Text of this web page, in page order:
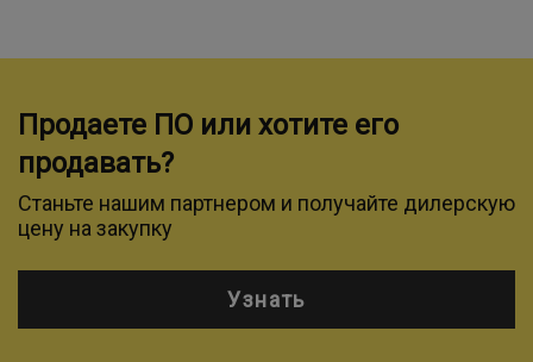
Продаете ПО или хотите его
продавать?
Станьте нашим партнером и получайте дилерскую
цену на закупку
Узнать